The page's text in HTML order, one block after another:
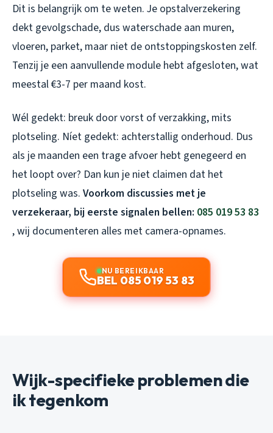
Dit is belangrijk om te weten. Je opstalverzekering
dekt gevolgschade, dus waterschade aan muren,
vloeren, parket, maar niet de ontstoppingskosten zelf.
Tenzij je een aanvullende module hebt afgesloten, wat
meestal €3-7 per maand kost.
Wél gedekt: breuk door vorst of verzakking, mits
plotseling. Níet gedekt: achterstallig onderhoud. Dus
als je maanden een trage afvoer hebt genegeerd en
het loopt over? Dan kun je niet claimen dat het
plotseling was. Voorkom discussies met je
verzekeraar, bij eerste signalen bellen: 085 019 53 83
, wij documenteren alles met camera-opnames.
NU BEREIKBAAR
BEL 085 019 53 83
Wijk-specifieke problemen die
ik tegenkom